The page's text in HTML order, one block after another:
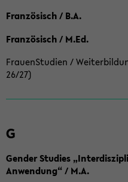
Französisch / B.A.
Französisch / M.Ed.
FrauenStudien /
26/27)
G
Gender Studies
Anwendung“ / M.A.